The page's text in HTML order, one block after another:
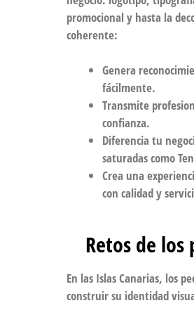
promocional y hasta la
coherente:
Genera
fácilmente.
Transmite
confianza.
Diferencia tu
saturadas como
Crea una
con calidad y
Retos de los
En las Islas Canarias, los
construir su identidad